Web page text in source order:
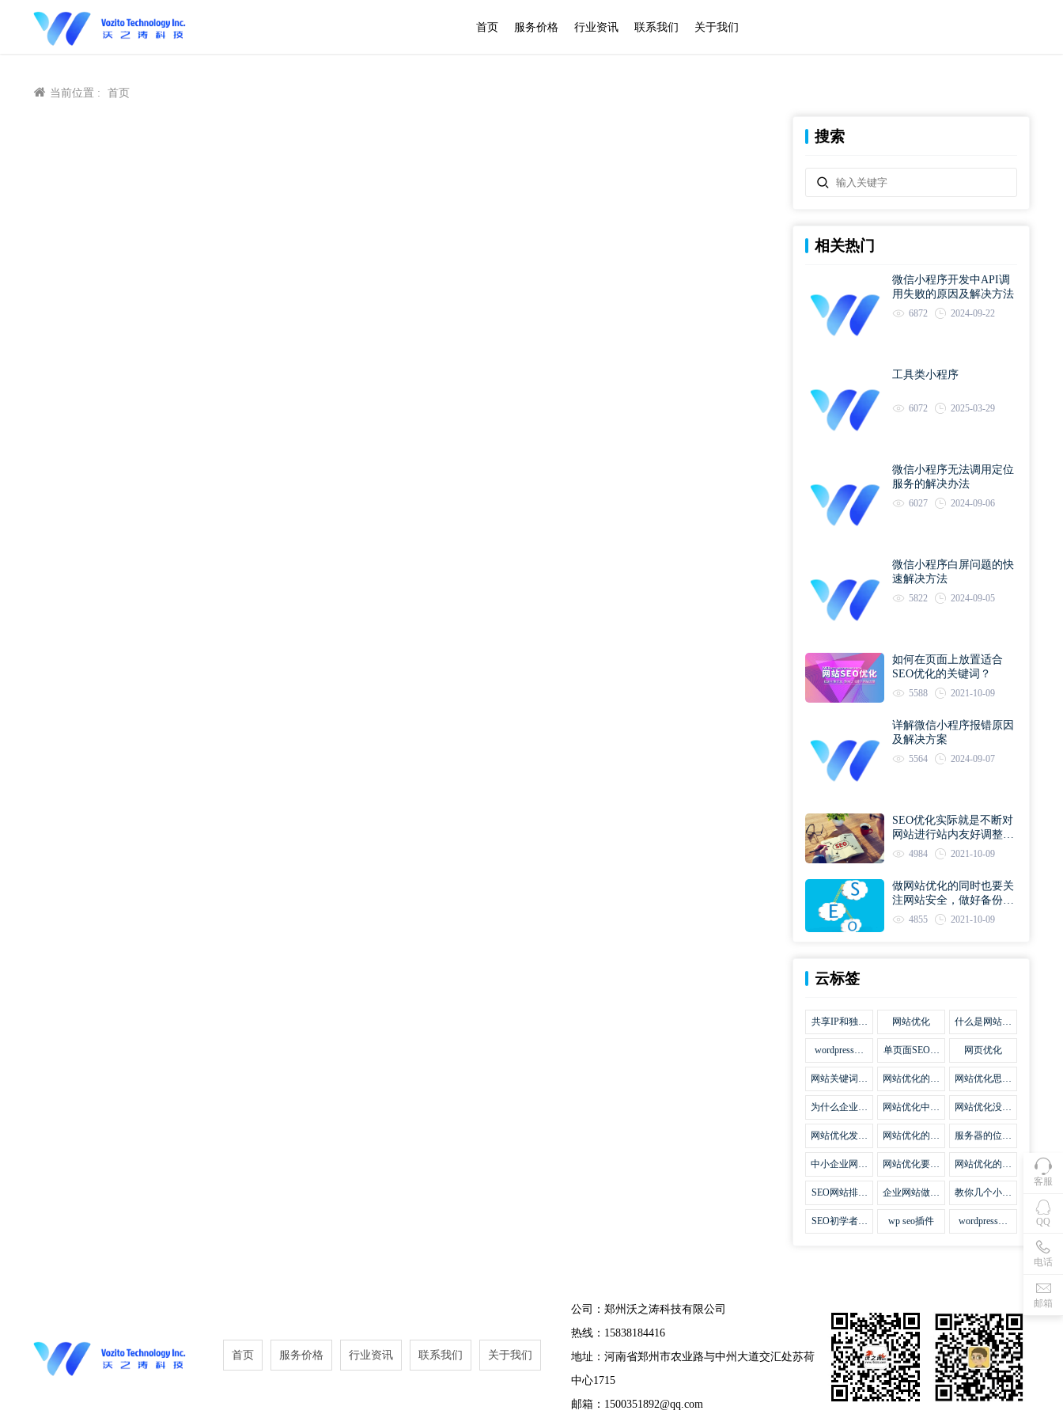
首页 服务价格 行业资讯 联系我们 关于我们
当前位置 : 首页
搜索
相关热门
微信小程序开发中API调
用失败的原因及解决方法
6872 2024-09-22
工具类小程序
6072 2025-03-29
微信小程序无法调用定位
服务的解决办法
6027 2024-09-06
微信小程序白屏问题的快
速解决方法
5822 2024-09-05
如何在页面上放置适合
SEO优化的关键词？
5588 2021-10-09
详解微信小程序报错原因
及解决方案
5564 2024-09-07
SEO优化实际就是不断对
网站进行站内友好调整直
到符合优化规则
4984 2021-10-09
做网站优化的同时也要关
注网站安全，做好备份工
作 4855 2021-10-09
云标签
共享IP和独立
网站优化
什么是网站优
wordpress网
集插件
单页面SEO网
网页优化
网站关键词优
么
网站优化的误
网站优化思路
要
为什么企业网
网站SEO优
网站优化中关
干问题
网站优化没有
味道
网站优化发挥
网站优化的费
服务器的位置
影响
中小企业网站
法
网站优化要不
网站优化的逆
SEO网站排名
法宝
企业网站做好
势
教你几个小技
页优化
SEO初学者，
wp seo插件
wordpress插
客服
QQ
电话
邮箱
首页 服务价格 行业资讯 联系我们 关于我们
公司：郑州沃之涛科技有限公司
热线：15838184416
地址：河南省郑州市农业路与中州大道交汇处苏荷
中心1715
邮箱：1500351892@qq.com